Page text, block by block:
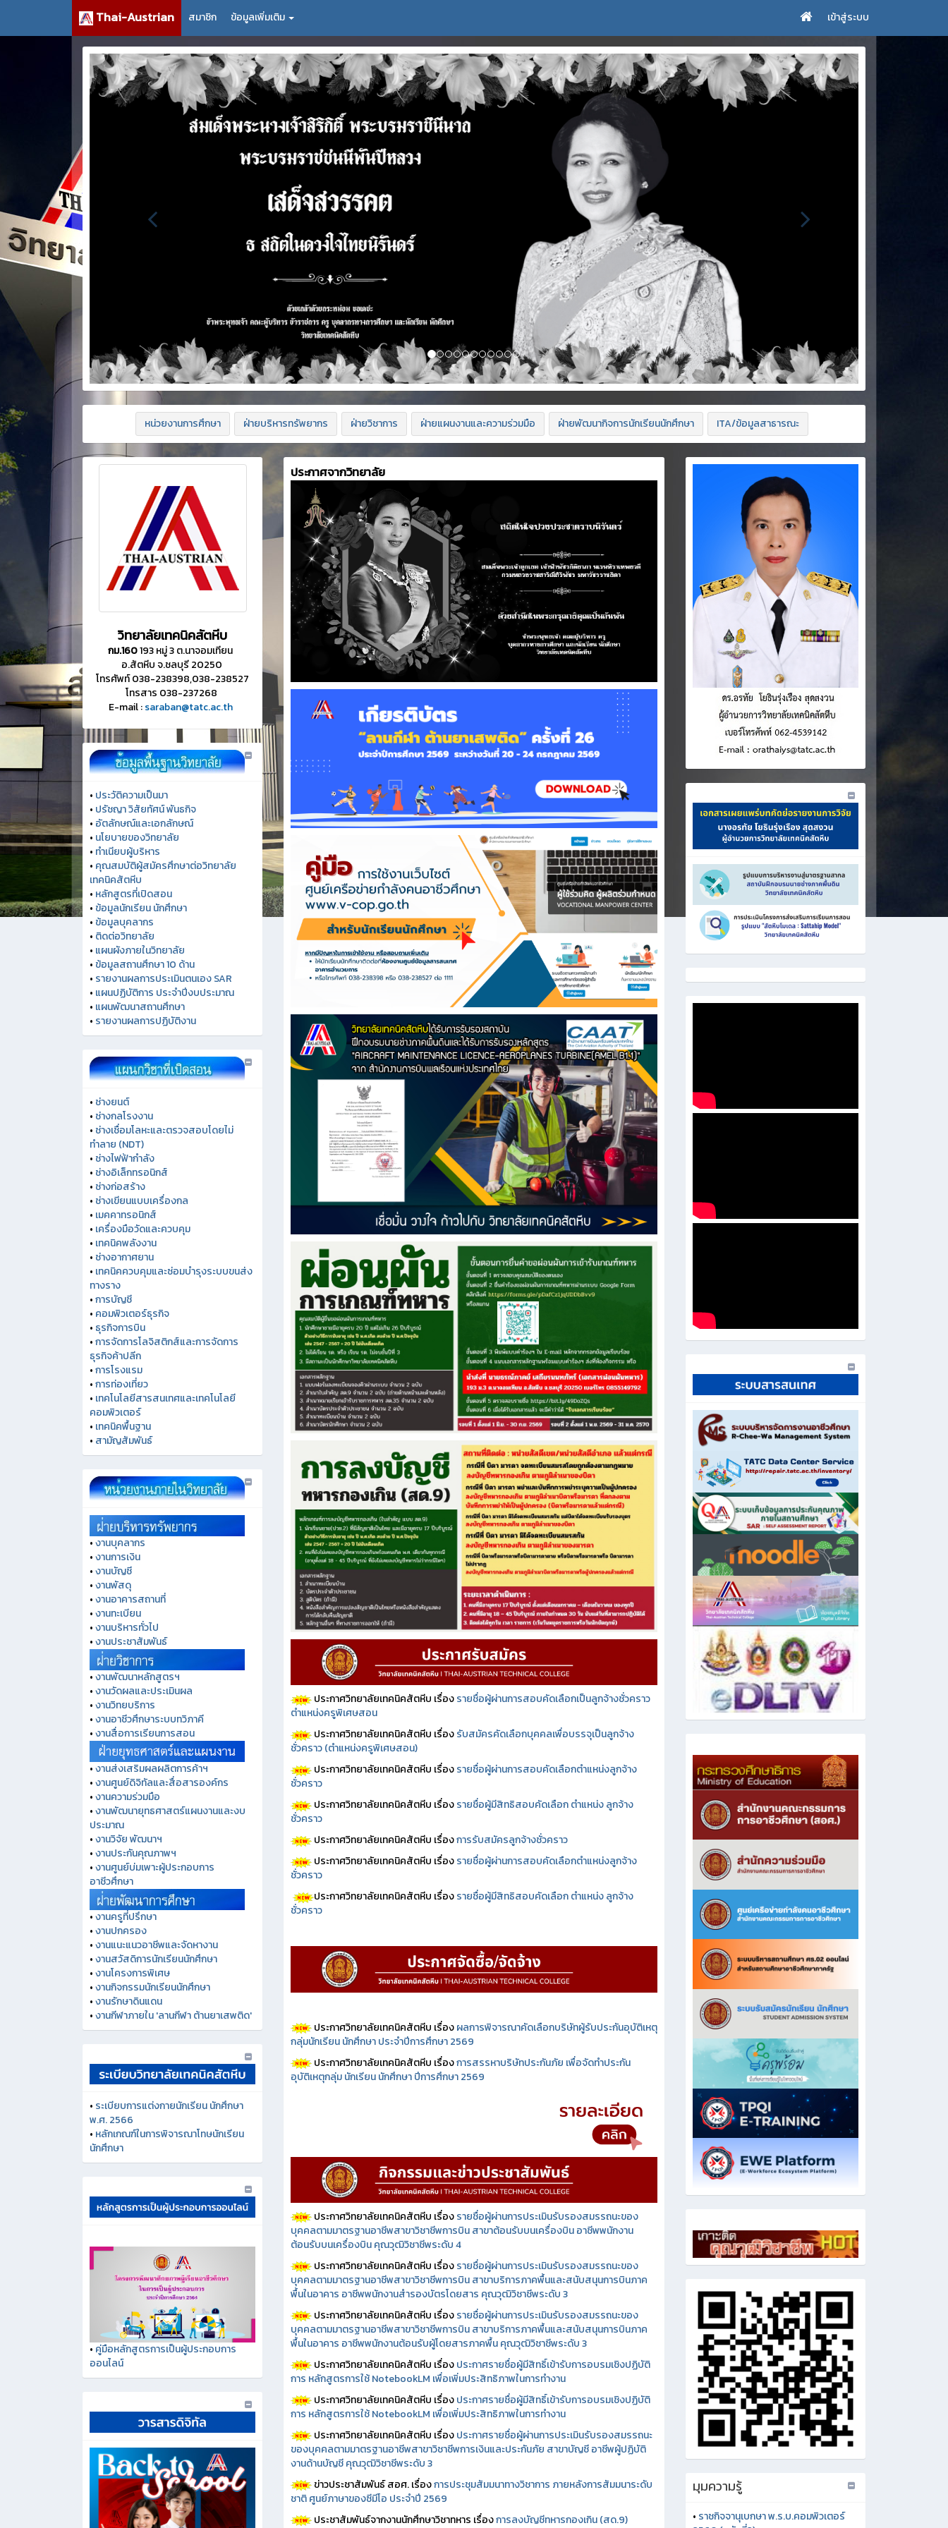
Thai-Austrian สมาชิก ข้อมูลเพิ่มเติม เข้าสู่ระบบ
หน่วยงานการศึกษา ฝ่ายบริหารทรัพยากร ฝ่ายวิชาการ ฝ่ายแผนงานและความร่วมมือ ฝ่ายพัฒนากิจการนักเรียนนักศึกษา ITA/ข้อมูลสาธารณะ
วิทยาลัยเทคนิคสัตหีบ
กม.160193 หมู่ 3 ต.นาจอมเทียน
อ.สัตหีบ จ.ชลบุรี 20250
โทรศัพท์ 038-238398,038-238527
โทรสาร 038-237268
E-mail :saraban@tatc.ac.th
• ประวัติความเป็นมา
• ปรัชญา วิสัยทัศน์ พันธกิจ
• อัตลักษณ์และเอกลักษณ์
• นโยบายของวิทยาลัย
• ทำเนียบผู้บริหาร
• คุณสมบัติผู้สมัครศึกษาต่อวิทยาลัย
เทคนิคสัตหีบ
• หลักสูตรที่เปิดสอน
• ข้อมูลนักเรียน นักศึกษา
• ข้อมูลบุคลากร
• ติดต่อวิทยาลัย
• แผนผังภายในวิทยาลัย
• ข้อมูลสถานศึกษา 10 ด้าน
• รายงานผลการประเมินตนเอง SAR
• แผนปฏิบัติการ ประจำปีงบประมาณ
• แผนพัฒนาสถานศึกษา
• รายงานผลการปฏิบัติงาน
• ช่างยนต์
• ช่างกลโรงงาน
• ช่างเชื่อมโลหะและตรวจสอบโดยไม่
ทำลาย (NDT)
• ช่างไฟฟ้ากำลัง
• ช่างอิเล็กทรอนิกส์
• ช่างก่อสร้าง
• ช่างเขียนแบบเครื่องกล
• เมคคาทรอนิกส์
• เครื่องมือวัดและควบคุม
• เทคนิคพลังงาน
• ช่างอากาศยาน
• เทคนิคควบคุมและซ่อมบำรุงระบบขนส่ง
ทางราง
•การบัญชี
• คอมพิวเตอร์ธุรกิจ
• ธุรกิจการบิน
•การจัดการโลจิสติกส์และการจัดการ
ธุรกิจค้าปลีก
•การโรงแรม
•การท่องเที่ยว
• เทคโนโลยีสารสนเทศและเทคโนโลยี
คอมพิวเตอร์
• เทคนิคพื้นฐาน
• สามัญสัมพันธ์
•งานบุคลากร
•งานการเงิน
•งานบัญชี
•งานพัสดุ
•งานอาคารสถานที่
•งานทะเบียน
•งานบริหารทั่วไป
•งานประชาสัมพันธ์
•งานพัฒนาหลักสูตรฯ
•งานวัดผลและประเมินผล
•งานวิทยบริการ
•งานอาชีวศึกษาระบบทวิภาคี
•งานสื่อการเรียนการสอน
•งานส่งเสริมผลผลิตการค้าฯ
•งานศูนย์ดิจิทัลและสื่อสารองค์กร
•งานความร่วมมือ
•งานพัฒนายุทธศาสตร์แผนงานและงบ
ประมาณ
•งานวิจัย พัฒนาฯ
•งานประกันคุณภาพฯ
•งานศูนย์บ่มเพาะผู้ประกอบการ
อาชีวศึกษา
•งานครูที่ปรึกษา
•งานปกครอง
•งานแนะแนวอาชีพและจัดหางาน
•งานสวัสดิการนักเรียนนักศึกษา
•งานโครงการพิเศษ
•งานกิจกรรมนักเรียนนักศึกษา
•งานรักษาดินแดน
•งานกีฬาภายใน 'ลานกีฬา ต้านยาเสพติด'
• ระเบียบการแต่งกายนักเรียน นักศึกษา
พ.ศ. 2566
• หลักเกณฑ์ในการพิจารณาโทษนักเรียน
นักศึกษา
• คู่มือหลักสูตรการเป็นผู้ประกอบการ
ออนไลน์
ประกาศจากวิทยาลัย
ประกาศวิทยาลัยเทคนิคสัตหีบ เรื่องรายชื่อผู้ผ่านการสอบคัดเลือกเป็นลูกจ้างชั่วคราว
ตำแหน่งครูพิเศษสอน
ประกาศวิทยาลัยเทคนิคสัตหีบ เรื่องรับสมัครคัดเลือกบุคคลเพื่อบรรจุเป็นลูกจ้าง
ชั่วคราว (ตำแหน่งครูพิเศษสอน)
ประกาศวิทยาลัยเทคนิคสัตหีบ เรื่องรายชื่อผู้ผ่านการสอบคัดเลือกตำแหน่งลูกจ้าง
ชั่วคราว
ประกาศวิทยาลัยเทคนิคสัตหีบ เรื่องรายชื่อผู้มีสิทธิสอบคัดเลือก ตำแหน่ง ลูกจ้าง
ชั่วคราว
ประกาศวิทยาลัยเทคนิคสัตหีบ เรื่องการรับสมัครลูกจ้างชั่วคราว
ประกาศวิทยาลัยเทคนิคสัตหีบ เรื่องรายชื่อผู้ผ่านการสอบคัดเลือกตำแหน่งลูกจ้าง
ชั่วคราว
ประกาศวิทยาลัยเทคนิคสัตหีบ เรื่องรายชื่อผู้มีสิทธิสอบคัดเลือก ตำแหน่ง ลูกจ้าง
ชั่วคราว
ประกาศวิทยาลัยเทคนิคสัตหีบ เรื่องผลการพิจารณาคัดเลือกบริษัทผู้รับประกันอุบัติเหตุ
กลุ่มนักเรียน นักศึกษา ประจำปีการศึกษา 2569
ประกาศวิทยาลัยเทคนิคสัตหีบ เรื่องการสรรหาบริษัทประกันภัย เพื่อจัดทำประกัน
อุบัติเหตุกลุ่ม นักเรียน นักศึกษา ปีการศึกษา 2569
ประกาศวิทยาลัยเทคนิคสัตหีบ เรื่องรายชื่อผู้ผ่านการประเมินรับรองสมรรถนะของ
บุคคลตามมาตรฐานอาชีพสาขาวิชาชีพการบิน สาขาต้อนรับบนเครื่องบิน อาชีพพนักงาน
ต้อนรับบนเครื่องบิน คุณวุฒิวิชาชีพระดับ 4
ประกาศวิทยาลัยเทคนิคสัตหีบ เรื่องรายชื่อผู้ผ่านการประเมินรับรองสมรรถนะของ
บุคคลตามมาตรฐานอาชีพสาขาวิชาชีพการบิน สาขาบริการภาคพื้นและสนับสนุนการบินภาค
พื้นในอาคาร อาชีพพนักงานสำรองบัตรโดยสาร คุณวุฒิวิชาชีพระดับ 3
ประกาศวิทยาลัยเทคนิคสัตหีบ เรื่องรายชื่อผู้ผ่านการประเมินรับรองสมรรถนะของ
บุคคลตามมาตรฐานอาชีพสาขาวิชาชีพการบิน สาขาบริการภาคพื้นและสนับสนุนการบินภาค
พื้นในอาคาร อาชีพพนักงานต้อนรับผู้โดยสารภาคพื้น คุณวุฒิวิชาชีพระดับ 3
ประกาศวิทยาลัยเทคนิคสัตหีบ เรื่องประกาศรายชื่อผู้มีสิทธิ์เข้ารับการอบรมเชิงปฏิบัติ
การ หลักสูตรการใช้ NotebookLM เพื่อเพิ่มประสิทธิภาพในการทำงาน
ประกาศวิทยาลัยเทคนิคสัตหีบ เรื่องประกาศรายชื่อผู้มีสิทธิ์เข้ารับการอบรมเชิงปฏิบัติ
การ หลักสูตรการใช้ NotebookLM เพื่อเพิ่มประสิทธิภาพในการทำงาน
ประกาศวิทยาลัยเทคนิคสัตหีบ เรื่องประกาศรายชื่อผู้ผ่านการประเมินรับรองสมรรถนะ
ของบุคคลตามมาตรฐานอาชีพสาขาวิชาชีพการเงินและประกันภัย สาขาบัญชี อาชีพผู้ปฏิบัติ
งานด้านบัญชี คุณวุฒิวิชาชีพระดับ 3
ข่าวประชาสัมพันธ์ สอศ.เรื่องการประชุมสัมมนาทางวิชาการ ภายหลังการสัมมนาระดับ
ชาติ ศูนย์ภาษาของซีมีโอ ประจำปี 2569
ประชาสัมพันธ์จากงานนักศึกษาวิชาทหาร เรื่องการลงบัญชีทหารกองเกิน (สด.9)
มุมความรู้
• ราชกิจจานุเบกษา พ.ร.บ.คอมพิวเตอร์